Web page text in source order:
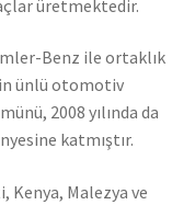
üretmektedir.
Benz ile ortaklık
ünlü otomotiv
2008 yılında da
katmıştır.
Kenya, Malezya ve